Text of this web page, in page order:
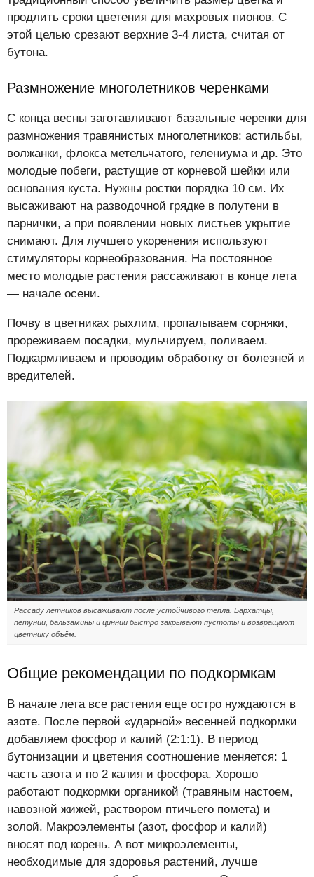
продлить сроки цветения для махровых пионов. С
этой целью срезают верхние 3-4 листа, считая от
бутона.
Размножение многолетников черенками
С конца весны заготавливают базальные черенки для
размножения травянистых многолетников: астильбы,
волжанки, флокса метельчатого, гелениума и др. Это
молодые побеги, растущие от корневой шейки или
основания куста. Нужны ростки порядка 10 см. Их
высаживают на разводочной грядке в полутени в
парнички, а при появлении новых листьев укрытие
снимают. Для лучшего укоренения используют
стимуляторы корнеобразования. На постоянное
место молодые растения рассаживают в конце лета
— начале осени.
Почву в цветниках рыхлим, пропалываем сорняки,
прореживаем посадки, мульчируем, поливаем.
Подкармливаем и проводим обработку от болезней и
вредителей.
Рассаду летников высаживают после устойчивого тепла. Бархатцы,
петунии, бальзамины и циннии быстро закрывают пустоты и возвращают
цветнику объём.
Общие рекомендации по подкормкам
В начале лета все растения еще остро нуждаются в
азоте. После первой «ударной» весенней подкормки
добавляем фосфор и калий (2:1:1). В период
бутонизации и цветения соотношение меняется: 1
часть азота и по 2 калия и фосфора. Хорошо
работают подкормки органикой (травяным настоем,
навозной жижей, раствором птичьего помета) и
золой. Макроэлементы (азот, фосфор и калий)
вносят под корень. А вот микроэлементы,
необходимые для здоровья растений, лучше